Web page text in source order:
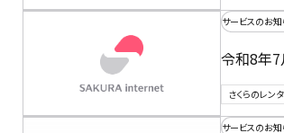
サービスのお知
令和8年7
さくらのレン
サービスのお知